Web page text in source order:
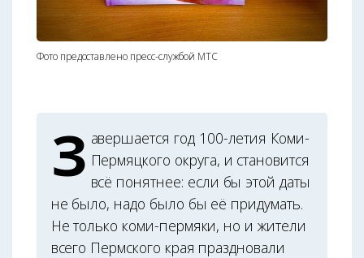
Фото предоставлено пресс-службой МТС
З авершается год 100-летия Коми-
Пермяцкого округа, и становится
всё понятнее: если бы этой даты
не было, надо было бы её придумать.
Не только коми-пермяки, но и жители
всего Пермского края праздновали